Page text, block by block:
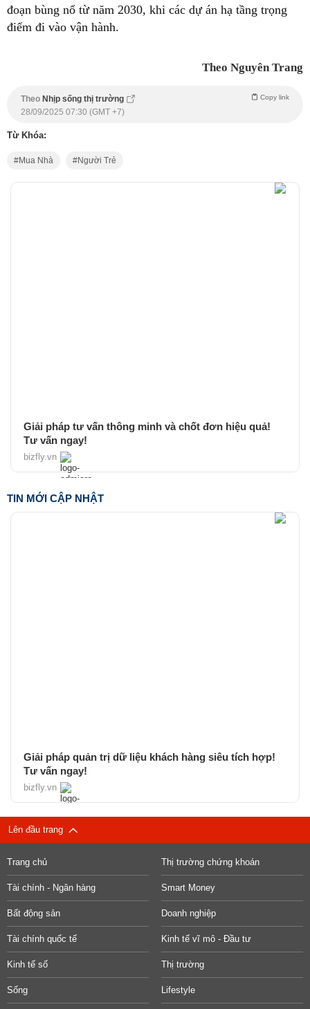
đoạn bùng nổ từ năm 2030, khi các dự án hạ tầng trọng
điểm đi vào vận hành.
Theo Nguyên Trang
Theo Nhịp sống thị trường Copy link
28/09/2025 07:30 (GMT +7)
Từ Khóa:
Mua Nhà Người Trẻ
Giải pháp tư vấn thông minh và chốt đơn hiệu quả!
Tư vấn ngay!
bizfly.vn
TIN MỚI CẬP NHẬT
Giải pháp quản trị dữ liệu khách hàng siêu tích hợp!
Tư vấn ngay!
bizfly.vn
Lên đầu trang
Trang chủ Thị trường chứng khoán
Tài chính - Ngân hàng Smart Money
Bất động sản Doanh nghiệp
Tài chính quốc tế Kinh tế vĩ mô - Đầu tư
Kinh tế số Thị trường
Sống Lifestyle